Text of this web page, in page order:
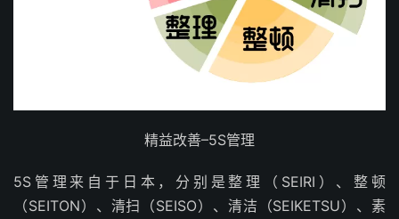
精益改善–5S管理
5S管理来自于日本，分别是整理（SEIRI）、整顿
（SEITON）、清扫（SEISO）、清洁（SEIKETSU）、素